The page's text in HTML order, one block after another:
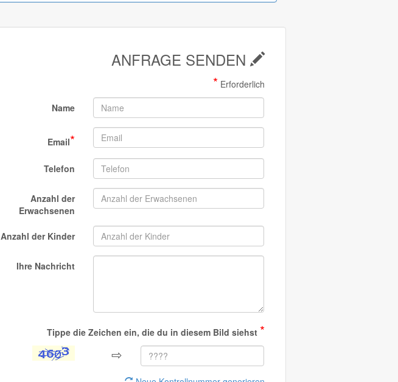
ANFRAGE SENDEN
* Erforderlich
Name
Email*
Telefon
Anzahl der
Erwachsenen
Anzahl der Kinder
Ihre Nachricht
Tippe die Zeichen ein, die du in diesem Bild siehst *
⇨